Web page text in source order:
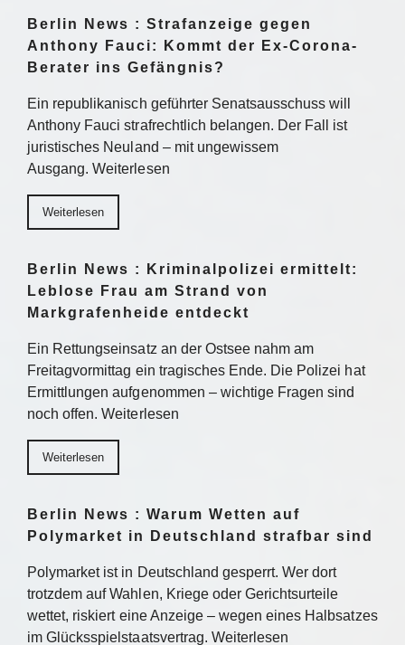
Berlin News : Strafanzeige gegen
Anthony Fauci: Kommt der Ex-Corona-
Berater ins Gefängnis?
Ein republikanisch geführter Senatsausschuss will
Anthony Fauci strafrechtlich belangen. Der Fall ist
juristisches Neuland – mit ungewissem
Ausgang. Weiterlesen
Weiterlesen
Berlin News : Kriminalpolizei ermittelt:
Leblose Frau am Strand von
Markgrafenheide entdeckt
Ein Rettungseinsatz an der Ostsee nahm am
Freitagvormittag ein tragisches Ende. Die Polizei hat
Ermittlungen aufgenommen – wichtige Fragen sind
noch offen. Weiterlesen
Weiterlesen
Berlin News : Warum Wetten auf
Polymarket in Deutschland strafbar sind
Polymarket ist in Deutschland gesperrt. Wer dort
trotzdem auf Wahlen, Kriege oder Gerichtsurteile
wettet, riskiert eine Anzeige – wegen eines Halbsatzes
im Glücksspielstaatsvertrag. Weiterlesen